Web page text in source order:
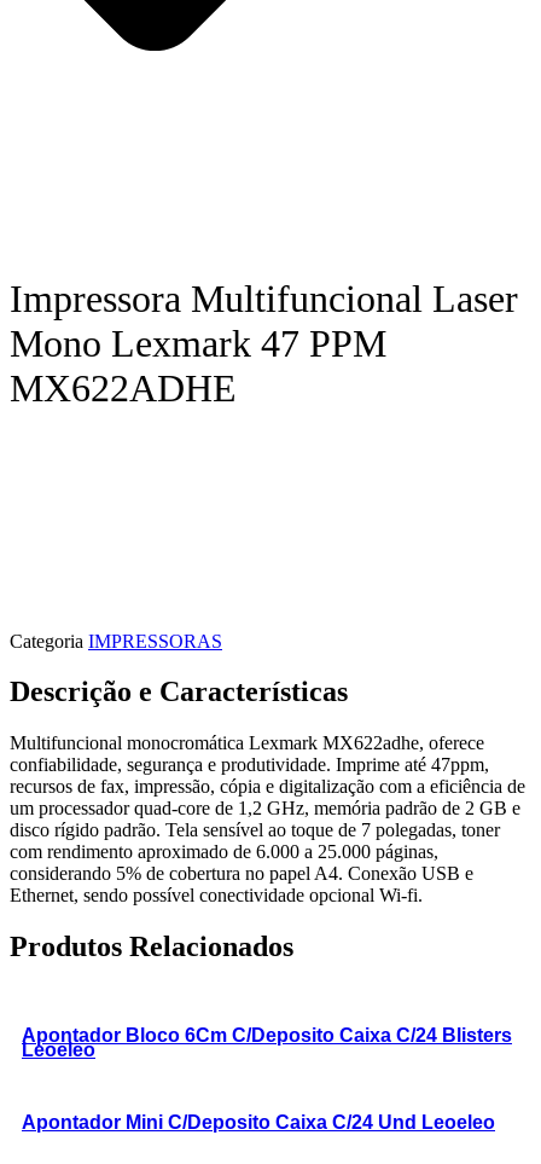
Impressora Multifuncional Laser
Mono Lexmark 47 PPM
MX622ADHE
Categoria IMPRESSORAS
Descrição e Características
Multifuncional monocromática Lexmark MX622adhe, oferece
confiabilidade, segurança e produtividade. Imprime até 47ppm,
recursos de fax, impressão, cópia e digitalização com a eficiência de
um processador quad-core de 1,2 GHz, memória padrão de 2 GB e
disco rígido padrão. Tela sensível ao toque de 7 polegadas, toner
com rendimento aproximado de 6.000 a 25.000 páginas,
considerando 5% de cobertura no papel A4. Conexão USB e
Ethernet, sendo possível conectividade opcional Wi-fi.
Produtos Relacionados
Apontador Bloco 6Cm C/Deposito Caixa C/24 Blisters
Leoeleo
Apontador Mini C/Deposito Caixa C/24 Und Leoeleo